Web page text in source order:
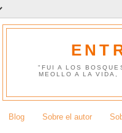
"FUI A LOS
MEOLLO A LA VIDA,
Blog Sobre el autor